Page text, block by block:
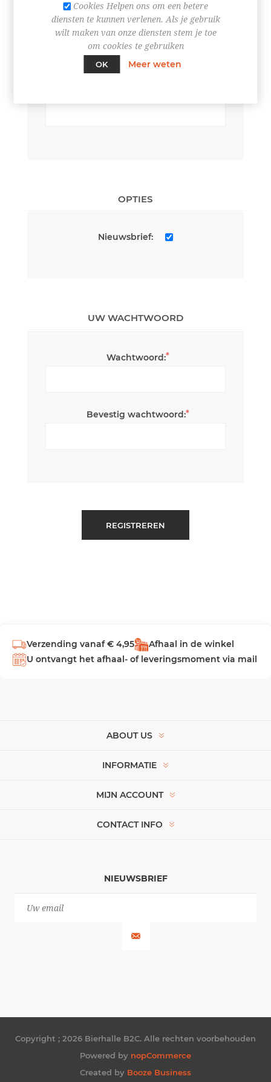
UW CONTACT INFORMATIE
OPTIES
Nieuwsbrief:
UW WACHTWOORD
Wachtwoord:*
Bevestig wachtwoord:*
REGISTREREN
Verzending vanaf € 4,95
Afhaal in de winkel
U ontvangt het afhaal- of leveringsmoment via mail
ABOUT US
INFORMATIE
MIJN ACCOUNT
CONTACT INFO
NIEUWSBRIEF
Copyright ; 2026 Bierhalle B2C. Alle rechten voorbehouden
Powered by nopCommerce
Created by Booze Business
Cookies Helpen ons om een betere
diensten te kunnen verlenen. Als je gebruik
wilt maken van onze diensten stem je toe
om cookies te gebruiken
OK
Meer weten